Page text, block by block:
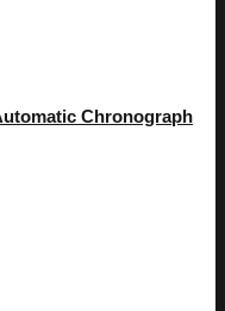
Chronograph